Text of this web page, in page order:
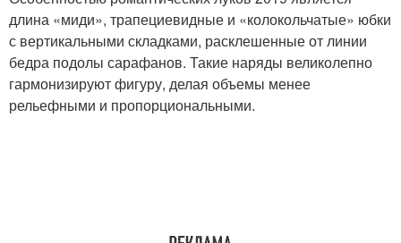
длина «миди», трапециевидные и «колокольчатые» юбки
с вертикальными складками, расклешенные от линии
бедра подолы сарафанов. Такие наряды великолепно
гармонизируют фигуру, делая объемы менее
рельефными и пропорциональными.